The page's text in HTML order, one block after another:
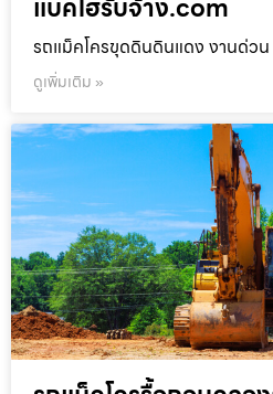
แบคโฮรับจ้าง.com
รถแม็คโครขุดดินดินแดง งานด่วน
ดูเพิ่มเติม »